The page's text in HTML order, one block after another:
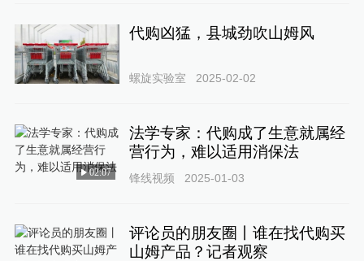
代购凶猛，县城劲吹山姆风
螺旋实验室 2025-02-02
02:07
法学专家：代购成了生意就属经
营行为，难以适用消保法
锋线视频 2025-01-03
评论员的朋友圈丨谁在找代购买
山姆产品？记者观察